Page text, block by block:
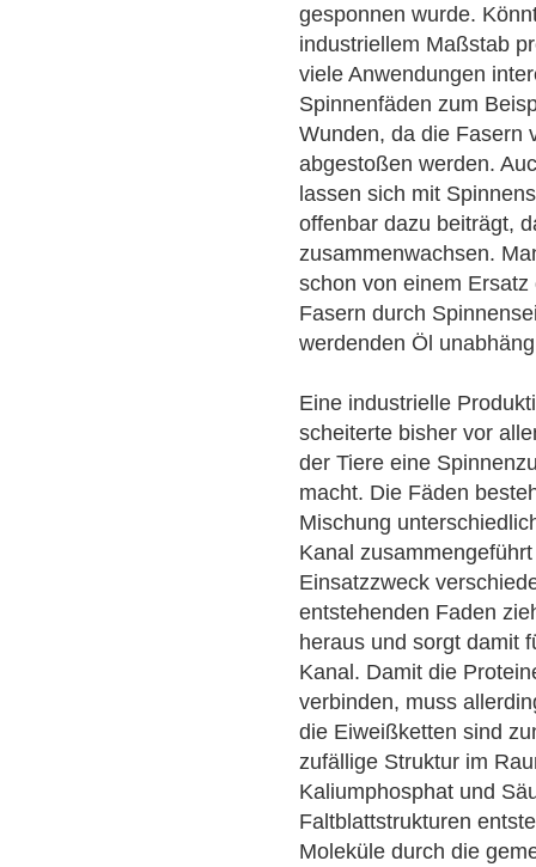
gesponnen wurde.
industriellem Maßstab
viele Anwendungen
Spinnenfäden zum
Wunden, da die Fasern
abgestoßen werden.
lassen sich mit
offenbar dazu beiträgt,
zusammenwachsen.
schon von einem
Fasern durch
werdenden Öl
Eine industrielle
scheiterte bisher vor
der Tiere eine
macht. Die Fäden
Mischung
Kanal
Einsatzzweck
entstehenden Faden
heraus und sorgt damit
Kanal. Damit die
verbinden, muss
die Eiweißketten sind
zufällige Struktur im
Kaliumphosphat und
Faltblattstrukturen
Moleküle durch die